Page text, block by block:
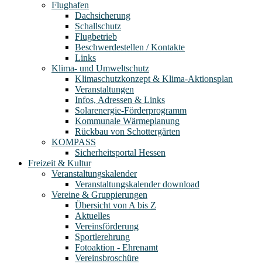
Flughafen
Dachsicherung
Schallschutz
Flugbetrieb
Beschwerdestellen / Kontakte
Links
Klima- und Umweltschutz
Klimaschutzkonzept & Klima-Aktionsplan
Veranstaltungen
Infos, Adressen & Links
Solarenergie-Förderprogramm
Kommunale Wärmeplanung
Rückbau von Schottergärten
KOMPASS
Sicherheitsportal Hessen
Freizeit & Kultur
Veranstaltungskalender
Veranstaltungskalender download
Vereine & Gruppierungen
Übersicht von A bis Z
Aktuelles
Vereinsförderung
Sportlerehrung
Fotoaktion - Ehrenamt
Vereinsbroschüre